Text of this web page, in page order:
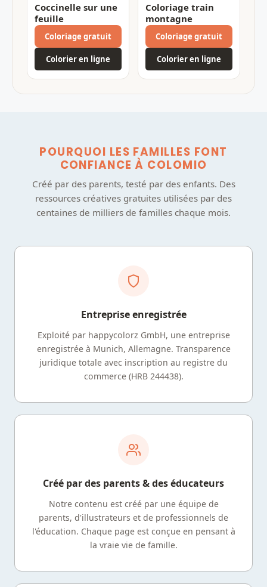
Coccinelle sur une
feuille
Coloriage gratuit
Colorier en ligne
Coloriage train
montagne
Coloriage gratuit
Colorier en ligne
POURQUOI LES FAMILLES FONT
CONFIANCE À COLOMIO
Créé par des parents, testé par des enfants. Des
ressources créatives gratuites utilisées par des
centaines de milliers de familles chaque mois.
Entreprise enregistrée
Exploité par happycolorz GmbH, une entreprise
enregistrée à Munich, Allemagne. Transparence
juridique totale avec inscription au registre du
commerce (HRB 244438).
Créé par des parents & des éducateurs
Notre contenu est créé par une équipe de
parents, d'illustrateurs et de professionnels de
l'éducation. Chaque page est conçue en pensant à
la vraie vie de famille.